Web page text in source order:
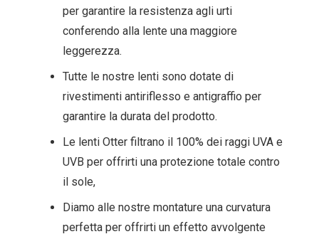
per garantire la resistenza agli urti
conferendo alla lente una maggiore
leggerezza.
Tutte le nostre lenti sono dotate di
rivestimenti antiriflesso e antigraffio per
garantire la durata del prodotto.
Le lenti Otter filtrano il 100% dei raggi UVA e
UVB per offrirti una protezione totale contro
il sole,
Diamo alle nostre montature una curvatura
perfetta per offrirti un effetto avvolgente